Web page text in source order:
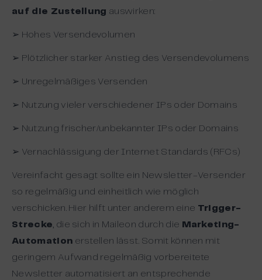
auf die Zustellung auswirken:
➢ Hohes Versendevolumen
➢ Plötzlicher starker Anstieg des Versendevolumens
➢ Unregelmäßiges Versenden
➢ Nutzung vieler verschiedener IPs oder Domains
➢ Nutzung frischer/unbekannter IPs oder Domains
➢ Vernachlässigung der Internet Standards (RFCs)
Vereinfacht gesagt sollte ein Newsletter-Versender
so regelmäßig und einheitlich wie möglich
verschicken. Hier hilft unter anderem eine Trigger-
Strecke, die sich in Maileon durch die Marketing-
Automation erstellen lässt. Somit können mit
geringem Aufwand regelmäßig vorbereitete
Newsletter automatisiert an entsprechende